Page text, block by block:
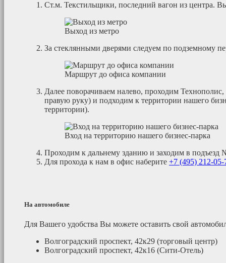
Cт.м. Текстильщики, последний вагон из центра.
Выход из метро
За стеклянными дверями следуем по подземному
Маршрут до офиса компании
Далее поворачиваем налево, проходим
правую руку) и подходим к территории нашего
территории).
Вход на территорию нашего бизнес-парка
Проходим к дальнему зданию и заходим в подъезд
Для прохода к нам в офис наберите +7 (495) 212-05-
На автомобиле
Для Вашего удобства Вы можете оставить свой
Волгоградский проспект, 42к29 (торговый центр)
Волгоградский проспект, 42к16 (Сити-Отель)